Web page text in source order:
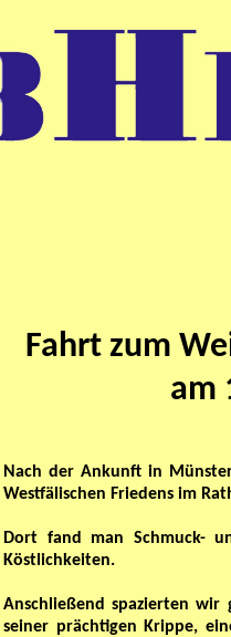
Fahrt zum
am
Nach der Ankunft in
Westfälischen Friedens im
Dort fand man Schmuck-
Köstlichkeiten.
Anschließend spazierten
seiner prächtigen Krippe,